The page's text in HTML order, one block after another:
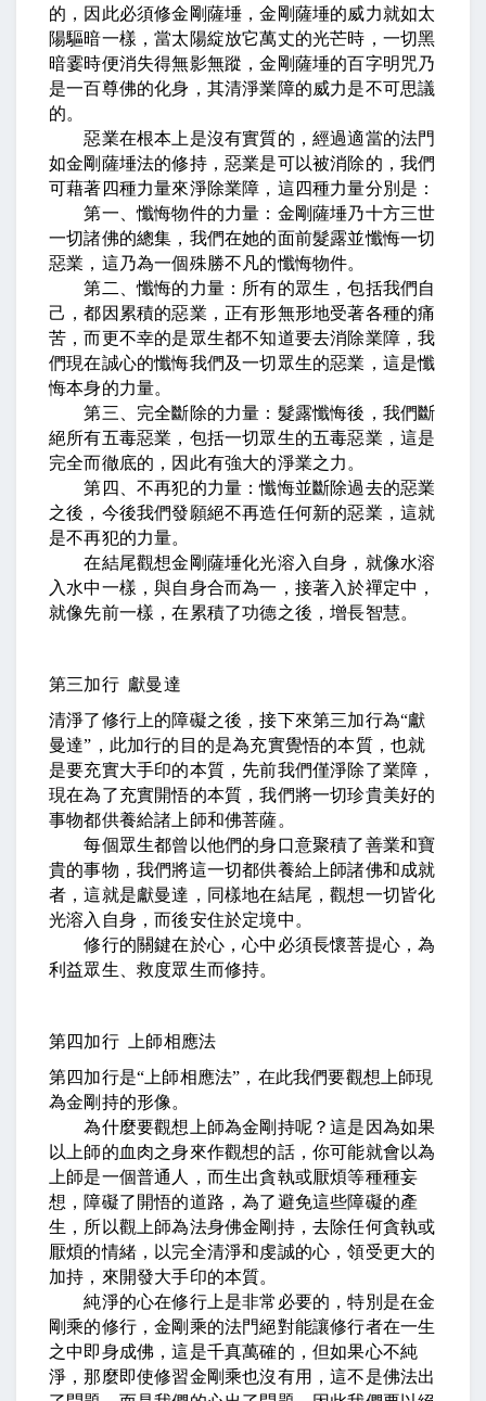
的，因此必須修金剛薩埵，金剛薩埵的威力就如太
陽驅暗一樣，當太陽綻放它萬丈的光芒時，一切黑
暗霎時便消失得無影無蹤，金剛薩埵的百字明咒乃
是一百尊佛的化身，其清淨業障的威力是不可思議
的。
惡業在根本上是沒有實質的，經過適當的法門
如金剛薩埵法的修持，惡業是可以被消除的，我們
可藉著四種力量來淨除業障，這四種力量分別是：
第一、懺悔物件的力量：金剛薩埵乃十方三世
一切諸佛的總集，我們在她的面前髮露並懺悔一切
惡業，這乃為一個殊勝不凡的懺悔物件。
第二、懺悔的力量：所有的眾生，包括我們自
己，都因累積的惡業，正有形無形地受著各種的痛
苦，而更不幸的是眾生都不知道要去消除業障，我
們現在誠心的懺悔我們及一切眾生的惡業，這是懺
悔本身的力量。
第三、完全斷除的力量：髮露懺悔後，我們斷
絕所有五毒惡業，包括一切眾生的五毒惡業，這是
完全而徹底的，因此有強大的淨業之力。
第四、不再犯的力量：懺悔並斷除過去的惡業
之後，今後我們發願絕不再造任何新的惡業，這就
是不再犯的力量。
在結尾觀想金剛薩埵化光溶入自身，就像水溶
入水中一樣，與自身合而為一，接著入於禪定中，
就像先前一樣，在累積了功德之後，增長智慧。
第三加行 獻曼達
清淨了修行上的障礙之後，接下來第三加行為“獻
曼達” ，此加行的目的是為充實覺悟的本質，也就
是要充實大手印的本質，先前我們僅淨除了業障，
現在為了充實開悟的本質，我們將一切珍貴美好的
事物都供養給諸上師和佛菩薩。
每個眾生都曾以他們的身口意聚積了善業和寶
貴的事物，我們將這一切都供養給上師諸佛和成就
者，這就是獻曼達，同樣地在結尾，觀想一切皆化
光溶入自身，而後安住於定境中。
修行的關鍵在於心，心中必須長懷菩提心，為
利益眾生、救度眾生而修持。
第四加行 上師相應法
第四加行是“ 上師相應法” ，在此我們要觀想上師現
為金剛持的形像。
為什麼要觀想上師為金剛持呢？這是因為如果
以上師的血肉之身來作觀想的話，你可能就會以為
上師是一個普通人，而生出貪執或厭煩等種種妄
想，障礙了開悟的道路，為了避免這些障礙的產
生，所以觀上師為法身佛金剛持，去除任何貪執或
厭煩的情緒，以完全清淨和虔誠的心，領受更大的
加持，來開發大手印的本質。
純淨的心在修行上是非常必要的，特別是在金
剛乘的修行，金剛乘的法門絕對能讓修行者在一生
之中即身成佛，這是千真萬確的，但如果心不純
淨，那麼即使修習金剛乘也沒有用，這不是佛法出